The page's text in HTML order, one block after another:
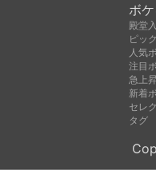
ボ
殿堂
ピッ
人気
注目
急上
新着
セレ
タグ